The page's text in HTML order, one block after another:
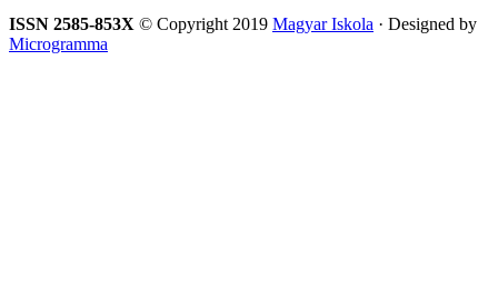
ISSN 2585-853X © Copyright 2019 Magyar Iskola · Designed by
Microgramma